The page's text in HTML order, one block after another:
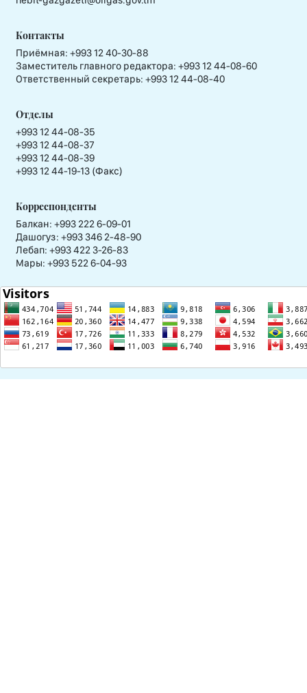
Контакты
Приёмная: +993 12 40-30-88
Заместитель главного редактора: +993 12 44-08-60
Ответственный секретарь: +993 12 44-08-40
Отделы
+993 12 44-08-35
+993 12 44-08-37
+993 12 44-08-39
+993 12 44-19-13 (Факс)
Корреспонденты
Балкан: +993 222 6-09-01
Дашогуз: +993 346 2-48-90
Лебап: +993 422 3-26-83
Мары: +993 522 6-04-93